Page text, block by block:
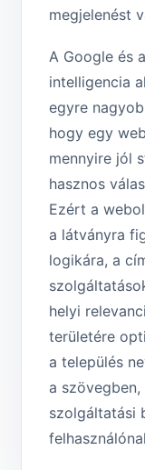
megjelenést
A Google és
intelligencia
egyre
hogy egy
mennyire jól
hasznos
Ezért a
a látványra
logikára, a
helyi
területére
a település
a
szolgáltatási